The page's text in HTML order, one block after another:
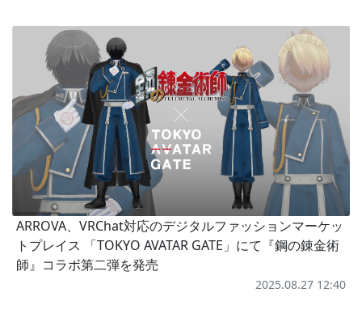
ARROVA、VRChat対応のデジタルファッションマーケッ
トプレイス 「TOKYO AVATAR GATE」にて『鋼の錬金術
師』コラボ第二弾を発売
2025.08.27 12:40